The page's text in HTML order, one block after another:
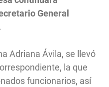
General
Adriana Ávila, se llevó
la que
funcionarios, así